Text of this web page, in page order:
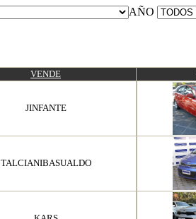
AÑO
VENDE
JINFANTE
TALCIANIBASUALDO